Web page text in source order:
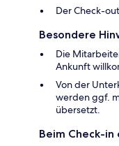
Der Check-
Besondere
Die
Ankunft
Von der
werden ggf.
übersetzt.
Beim Check-